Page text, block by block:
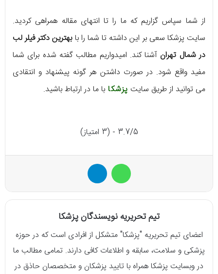
از شما سپاس گزاریم که ما را تا انتهای مقاله همراهی کردید.
سایت پزشکا سعی بر این داشته تا شما را بابهترین دکتر فیلر لب
در شمال تهران آشنا کند. امیدواریم مطالب گفته شده برای شما
مفید واقع شود. در صورت داشتن هر گونه پیشنهاد و انتقادی
می توانید از طریق سایت پزشکا با ما در ارتباط باشید.
3.7/5 - (3 امتیاز)
واتس آپ
تیم تحریریه نویسندگان پزشکا
اعضای تیم تحریریه "پزشکا" متشکل از افرادی است که در حوزه
پزشکی و سلامت، سابقه و اطلاعات کافی دارند. تمامی مطالب ما
در وبسایت پزشکا همراه با تایید پزشکان و متخصصان حاذق در